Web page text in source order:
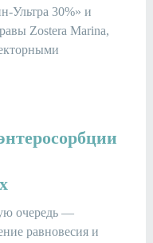
Ультра 30%» и
Zostera Marina,
очередь —
равновесия и